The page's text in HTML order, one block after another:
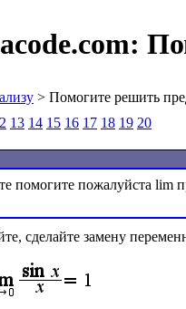
> Помогите решить
13 14 15 16 17 18 19 20
сделайте замену